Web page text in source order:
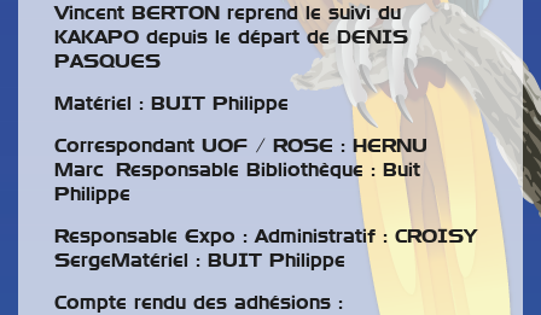
Vincent BERTON reprend le suivi du
KAKAPO depuis le départ de DENIS
PASQUES
Matériel : BUIT Philippe
Correspondant UOF / ROSE : HERNU
Marc Responsable Bibliothèque : Buit
Philippe
Responsable Expo : Administratif : CROISY
SergeMatériel : BUIT Philippe
Compte rendu des adhésions :